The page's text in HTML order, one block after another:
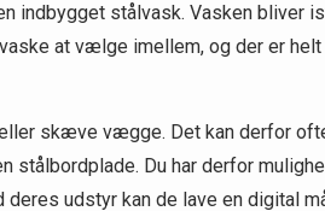
indbygget stålvask. Vasken bliver
at vælge imellem, og der er
skæve vægge. Det kan derfor
Du har derfor
udstyr kan de lave en digital